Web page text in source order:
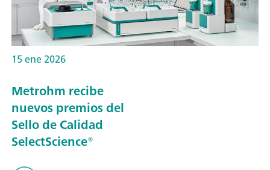
15 ene 2026
Metrohm recibe
nuevos premios del
Sello de Calidad
SelectScience®